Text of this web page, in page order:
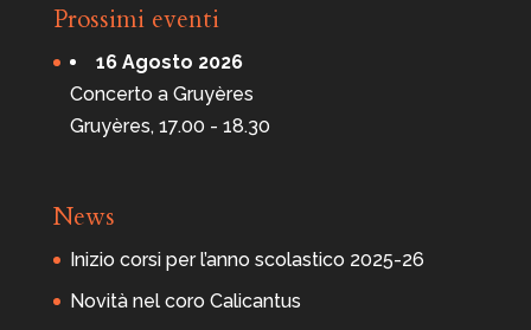
Prossimi eventi
16 Agosto 2026
Concerto a Gruyères
Gruyères, 17.00 - 18.30
News
Inizio corsi per l’anno scolastico 2025-26
Novità nel coro Calicantus